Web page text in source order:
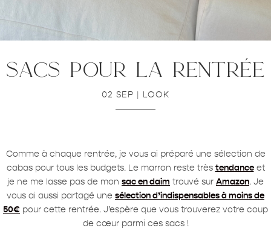
sacs pour la rentrée
02 SEP | LOOK
Comme à chaque rentrée, je vous ai préparé une sélection de
cabas pour tous les budgets. Le marron reste très tendanceet
je ne me lasse pas de mon sac en daim trouvé sur Amazon. Je
vous ai aussi partagé une sélection d’indispensables à moins de
50€ pour cette rentrée. J’espère que vous trouverez votre coup
de cœur parmi ces sacs !